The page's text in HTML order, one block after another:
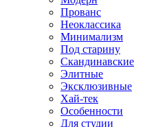
Прованс
Неоклассика
Минимализм
Под старину
Скандинавские
Элитные
Эксклюзивные
Хай-тек
Особенности
Для студии